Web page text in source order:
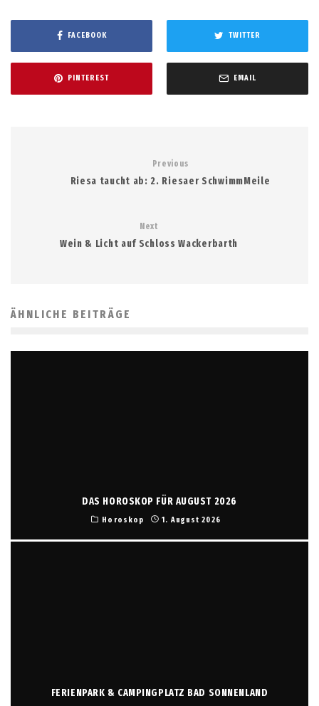
FACEBOOK TWITTER
PINTEREST EMAIL
Previous
Riesa taucht ab: 2. Riesaer SchwimmMeile
Next
Wein & Licht auf Schloss Wackerbarth
ÄHNLICHE BEITRÄGE
DAS HOROSKOP FÜR AUGUST 2026
Horoskop 1. August 2026
FERIENPARK & CAMPINGPLATZ BAD SONNENLAND